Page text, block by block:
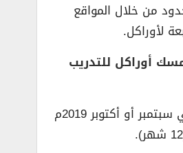
من خلال المواقع
لأوراكل.
أوراكل للتدريب
يبدأ البرنامج في سبتمبر أو أكتوبر 2019م